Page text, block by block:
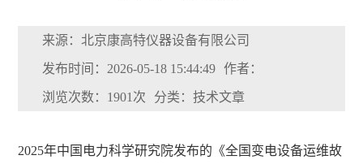
来源：北京康高特仪器设备有限公司
发布时间：2026-05-18 15:44:49 作者：
浏览次数：1901次 分类：技术文章
2025年中国电力科学研究院发布的《全国变电设备运维故